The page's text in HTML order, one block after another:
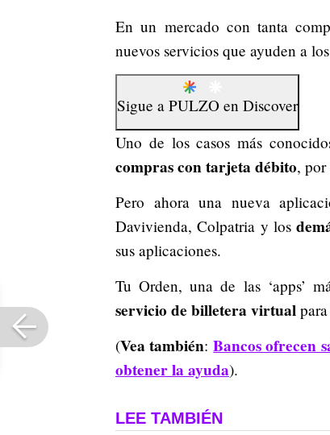
En un mercado con tanta
nuevos servicios que ayuden a
Sigue a PULZO en Discover
Uno de los casos más
compras con tarjeta débito, por
Pero ahora una nueva
Davivienda, Colpatria y los
sus aplicaciones.
Tu Orden, una de las ‘apps’
servicio de billetera virtual
(Vea también:Bancos ofrecen
obtener la ayuda).
LEE TAMBIÉN